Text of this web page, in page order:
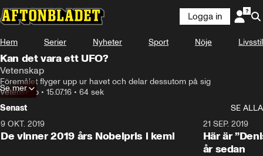
Logga in
Hem Serier Nyheter Sport Nöje Livsstil
Kan det vara ett UFO?
Vetenskap
Föremålet flyger upp ur havet och delar dessutom på sig
Vetenskap • 15.07.16 • 64 sek
Se mer
Senast
SE ALLA
9 OKT. 2019
De vinner 2019 års Nobelpris i kemi
21 SEP. 2019
Här är
år sedan